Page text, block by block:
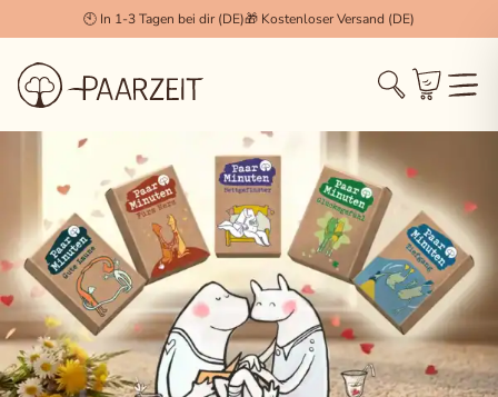
🕙 In 1-3 Tagen bei dir (DE)🎁 Kostenloser Versand (DE)
Cookie Einstellungen ×
Technisch notwendig (Essenziell)
Diese Cookies werden zwingend benötigt, damit die
Session, der Login und der Warenkorb
(WooCommerce) korrekt funktionieren.
Statistiken & Analyse
Erlaubt uns, anonymisierte Daten über das
Nutzerverhalten zu sammeln, um unseren Shop stetig
zu verbessern.